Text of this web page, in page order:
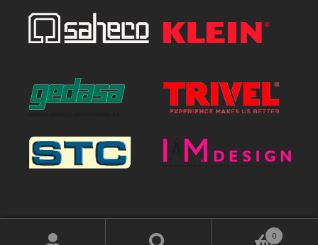
0